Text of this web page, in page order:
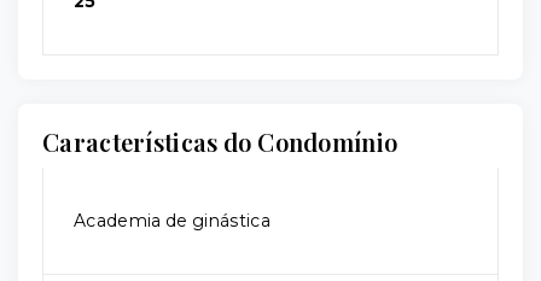
Características do Condomínio
Academia de ginástica